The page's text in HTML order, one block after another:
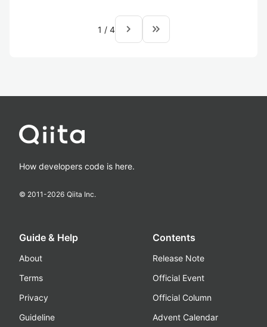
1 / 4 navigate_next keyboard_double_arrow_right
How developers code is here.
© 2011-2026 Qiita Inc.
Guide & Help
About
Terms
Privacy
Guideline
Contents
Release Note
Official Event
Official Column
Advent Calendar